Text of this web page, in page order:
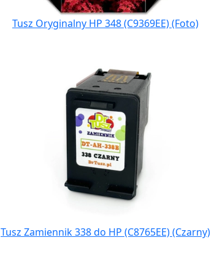
Tusz Oryginalny HP 348 (C9369EE) (Foto)
Tusz Zamiennik 338 do HP (C8765EE) (Czarny)